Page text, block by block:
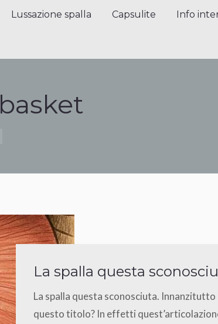
Lussazione spalla Capsulite Info
basket
La spalla questa
La spalla questa sconosciuta. Innanzitutto
questo titolo? In effetti
Lussazione spalla Capsulite Info